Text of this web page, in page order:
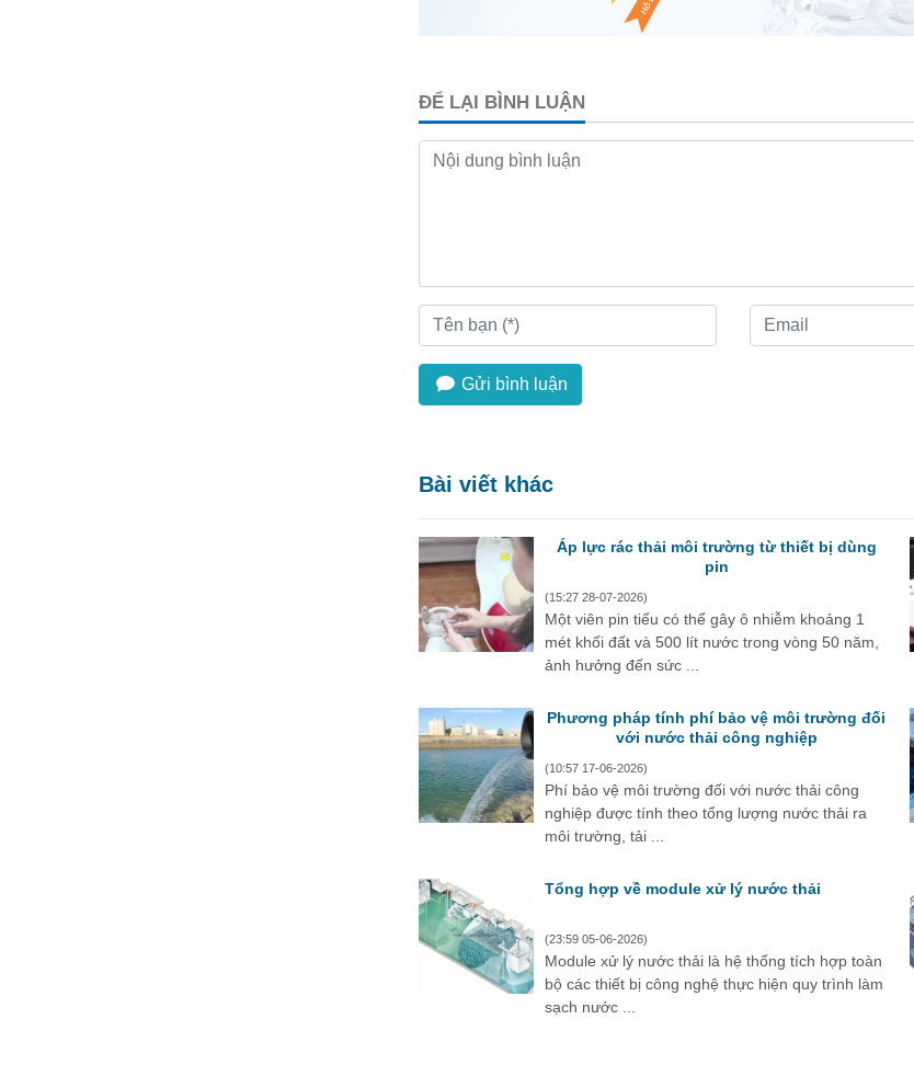
ĐỂ LẠI BÌNH LUẬN
Gửi bình luận
Bài viết khác
Áp lực rác thải môi trường từ thiết bị dùng
pin
(15:27 28-07-2026)
Một viên pin tiểu có thể gây ô nhiễm khoảng 1
mét khối đất và 500 lít nước trong vòng 50 năm,
ảnh hưởng đến sức ...
Phương pháp tính phí bảo vệ môi trường đối
với nước thải công nghiệp
(10:57 17-06-2026)
Phí bảo vệ môi trường đối với nước thải công
nghiệp được tính theo tổng lượng nước thải ra
môi trường, tải ...
Tổng hợp về module xử lý nước thải
(23:59 05-06-2026)
Module xử lý nước thải là hệ thống tích hợp toàn
bộ các thiết bị công nghệ thực hiện quy trình làm
sạch nước ...